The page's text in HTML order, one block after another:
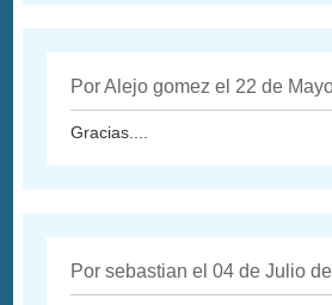
Por Alejo gomez el 22 de
Gracias....
Por sebastian el 04 de Julio